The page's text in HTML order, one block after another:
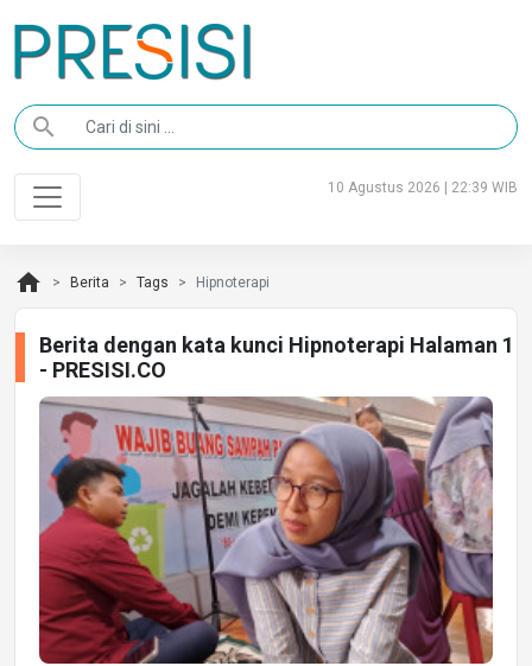
search
10 Agustus 2026 | 22:39 WIB
home Berita Tags Hipnoterapi
Berita dengan kata kunci Hipnoterapi Halaman 1
- PRESISI.CO